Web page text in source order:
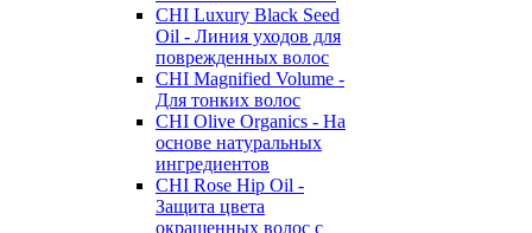
CHI Luxury Black Seed
Oil - Линия уходов для
поврежденных волос
CHI Magnified Volume -
Для тонких волос
CHI Olive Organics - На
основе натуральных
ингредиентов
CHI Rose Hip Oil -
Защита цвета
окрашенных волос с